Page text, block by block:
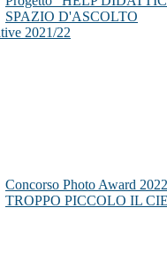
SPAZIO D'ASCOLTO
2021/22
Concorso Photo Award 2022
TROPPO PICCOLO IL